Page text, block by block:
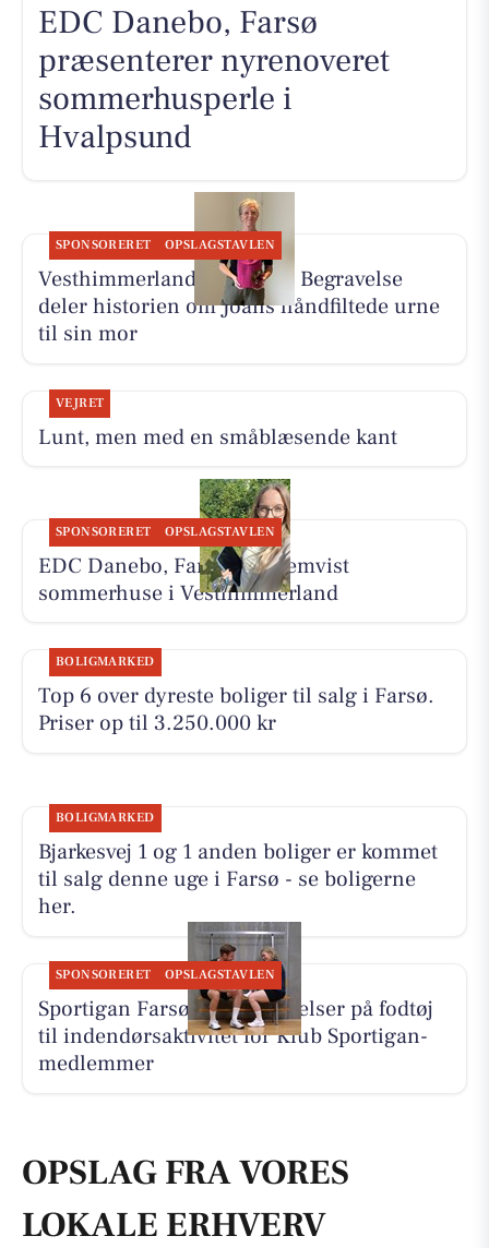
EDC Danebo, Farsø
præsenterer nyrenoveret
sommerhusperle i
Hvalpsund
SPONSORERET OPSLAGSTAVLEN
Vesthimmerlands og Farsø Begravelse
deler historien om Joans håndfiltede urne
til sin mor
VEJRET
Lunt, men med en småblæsende kant
SPONSORERET OPSLAGSTAVLEN
EDC Danebo, Farsø har fremvist
sommerhuse i Vesthimmerland
BOLIGMARKED
Top 6 over dyreste boliger til salg i Farsø.
Priser op til 3.250.000 kr
BOLIGMARKED
Bjarkesvej 1 og 1 anden boliger er kommet
til salg denne uge i Farsø - se boligerne
her.
SPONSORERET OPSLAGSTAVLEN
Sportigan Farsø har besparelser på fodtøj
til indendørsaktivitet for Klub Sportigan-
medlemmer
OPSLAG FRA VORES
LOKALE ERHVERV